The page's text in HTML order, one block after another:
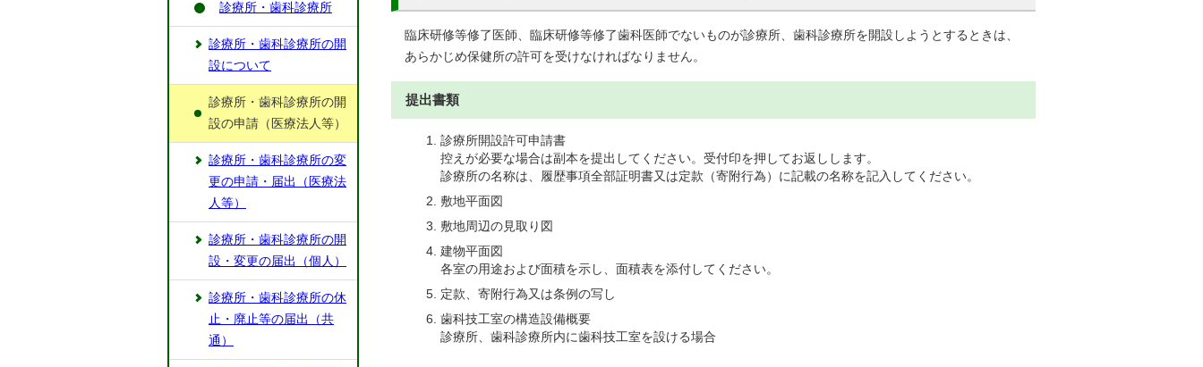
臨床研修等修了医師、臨床研修等修了歯科医師でないものが診療所、歯科診療所を開設しようとするときは、
あらかじめ保健所の許可を受けなければなりません。
提出書類
診療所開設許可申請書
控えが必要な場合は副本を提出してください。受付印を押してお返しします。
診療所の名称は、履歴事項全部証明書又は定款（寄附行為）に記載の名称を記入してください。
敷地平面図
敷地周辺の見取り図
建物平面図
各室の用途および面積を示し、面積表を添付してください。
定款、寄附行為又は条例の写し
歯科技工室の構造設備概要
診療所、歯科診療所内に歯科技工室を設ける場合
診療所・歯科診療所
診療所・歯科診療所の開
設について
診療所・歯科診療所の開
設の申請（医療法人等）
診療所・歯科診療所の変
更の申請・届出（医療法
人等）
診療所・歯科診療所の開
設・変更の届出（個人）
診療所・歯科診療所の休
止・廃止等の届出（共
通）